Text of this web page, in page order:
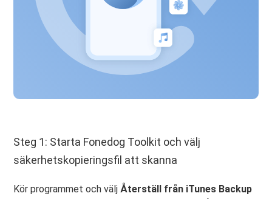
Steg 1: Starta Fonedog Toolkit och välj
säkerhetskopieringsfil att skanna
Kör programmet och väljÅterställ från iTunes Backup